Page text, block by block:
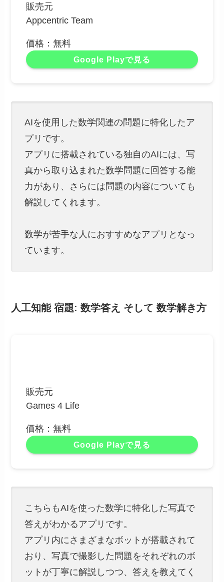
販売元
Appcentric Team
価格：無料
Google Playで見る
AIを使用した数学関連の問題に特化したア
プリです。
アプリに搭載されている独自のAIには、写
真から取り込まれた数学問題に回答する能
力があり、さらには問題の内容についても
解説してくれます。
数学が苦手な人におすすめなアプリとなっ
ています。
人工知能 宿題: 数学答え そして 数学解き方
販売元
Games 4 Life
価格：無料
Google Playで見る
こちらもAIを使った数学に特化した写真で
答えがわかるアプリです。
アプリ内にさまざまなボットが搭載されて
おり、写真で撮影した問題をそれぞれのボ
ットが丁寧に解説しつつ、答えを教えてく